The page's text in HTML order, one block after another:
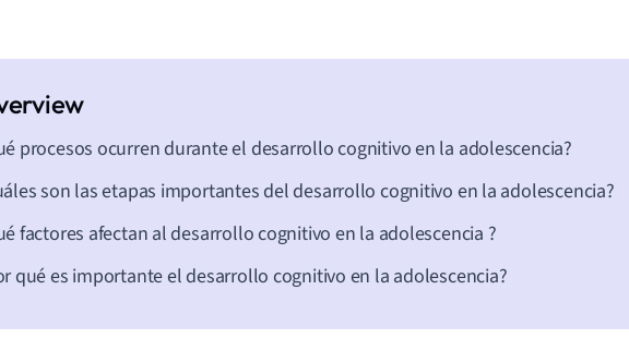
procesos ocurren durante el desarrollo cognitivo en la adolescencia?
son las etapas importantes del desarrollo cognitivo en la adolescencia?
factores afectan al desarrollo cognitivo en la adolescencia ?
qué esimportanteel desarrollo cognitivo en la adolescencia?